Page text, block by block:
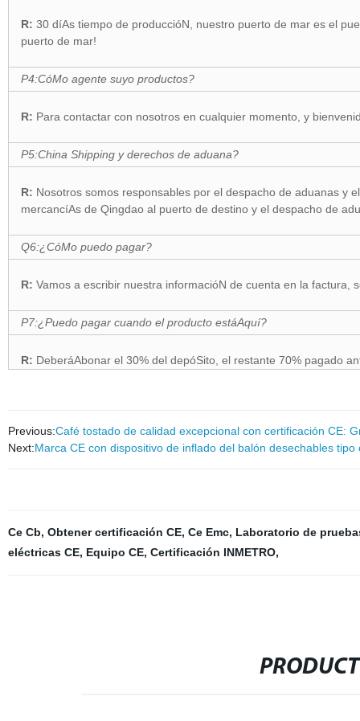
R: 30 díAs tiempo de produccióN, nuestro puerto de mar es el
puerto de mar!
P4:CóMo agente suyo productos?
R: Para contactar con nosotros en cualquier momento, y
P5:China Shipping y derechos de aduana?
R: Nosotros somos responsables por el despacho de aduanas y
mercancíAs de Qingdao al puerto de destino y el despacho de
Q6:¿CóMo puedo pagar?
R: Vamos a escribir nuestra informacióN de cuenta en la
P7:¿Puedo pagar cuando el producto estáAquí?
R: DeberáAbonar el 30% del depóSito, el restante 70% pagado
Previous:Café tostado de calidad excepcional con certificación CE:
Next:Marca CE con dispositivo de inflado del balón desechables tipo
Ce Cb, Obtener certificación CE, Ce Emc, Laboratorio de
eléctricas CE, Equipo CE, Certificación INMETRO,